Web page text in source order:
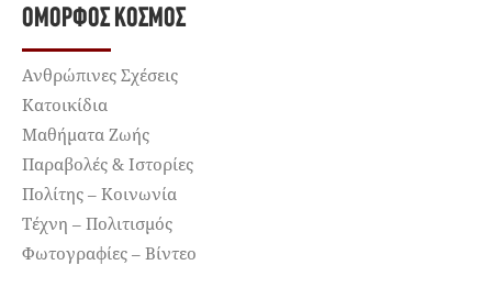
ΌΜΟΡΦΟΣ ΚΌΣΜΟΣ
Ανθρώπινες Σχέσεις
Κατοικίδια
Μαθήματα Ζωής
Παραβολές & Ιστορίες
Πολίτης – Κοινωνία
Τέχνη – Πολιτισμός
Φωτογραφίες – Βίντεο